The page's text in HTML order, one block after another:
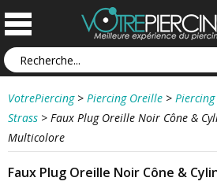
VotrePiercing > Piercing Oreille >
Strass > Faux Plug Oreille Noir Cône &
Multicolore
Faux Plug Oreille Noir Cône &